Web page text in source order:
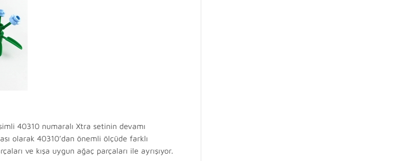
40310 numaralı Xtra setinin devamı
olarak 40310’dan önemli ölçüde farklı
ve kışa uygun ağaç parçaları ile ayrışıyor.